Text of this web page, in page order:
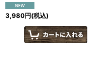
3,980円(税込)